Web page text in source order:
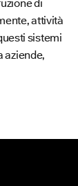
di
attività
sistemi
aziende,